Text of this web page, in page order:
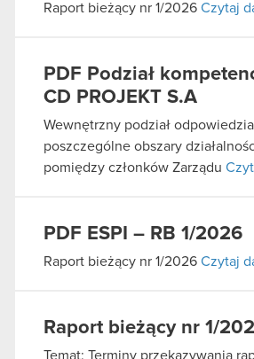
Raport bieżący nr 1/2026 Czytaj
PDF Podział
CD PROJEKT S.A
Wewnętrzny podział
poszczególne obszary
pomiędzy członków Zarządu
PDF ESPI – RB 1/2026
Raport bieżący nr 1/2026 Czytaj
Raport bieżący nr 1/
Temat: Terminy przekazywania